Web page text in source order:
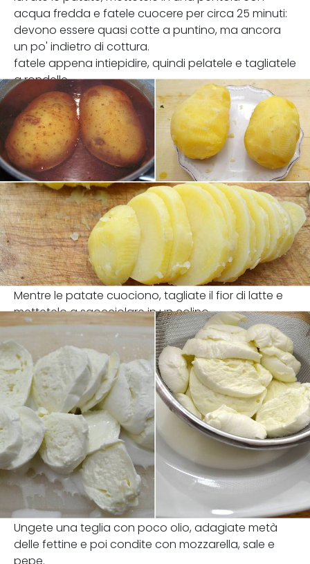
acqua fredda e fatele cuocere per circa 25 minuti:
devono essere quasi cotte a puntino, ma ancora
un po' indietro di cottura.
fatele appena intiepidire, quindi pelatele e tagliatele
a rondelle.
Mentre le patate cuociono, tagliate il fior di latte e
mettetelo a sgocciolare in un colino.
Ungete una teglia con poco olio, adagiate metà
delle fettine e poi condite con mozzarella, sale e
pepe.